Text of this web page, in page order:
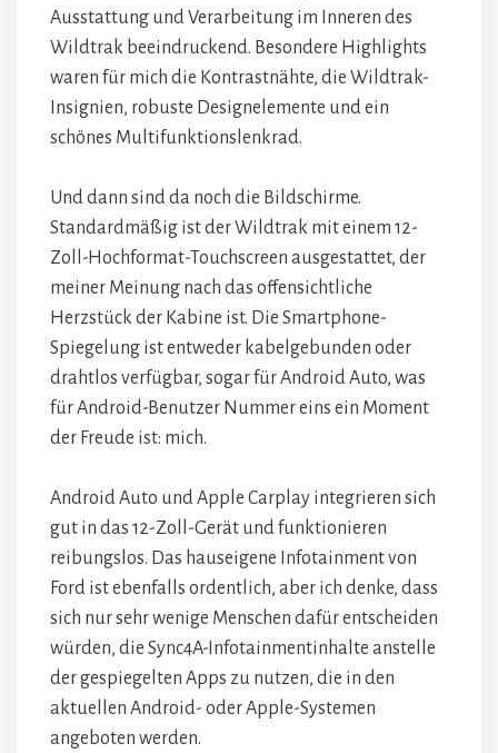
Ausstattung und Verarbeitung im Inneren des
Wildtrak beeindruckend. Besondere Highlights
waren für mich die Kontrastnähte, die Wildtrak-
Insignien, robuste Designelemente und ein
schönes Multifunktionslenkrad.
Und dann sind da noch die Bildschirme.
Standardmäßig ist der Wildtrak mit einem 12-
Zoll-Hochformat-Touchscreen ausgestattet, der
meiner Meinung nach das offensichtliche
Herzstück der Kabine ist. Die Smartphone-
Spiegelung ist entweder kabelgebunden oder
drahtlos verfügbar, sogar für Android Auto, was
für Android-Benutzer Nummer eins ein Moment
der Freude ist: mich.
Android Auto und Apple Carplay integrieren sich
gut in das 12-Zoll-Gerät und funktionieren
reibungslos. Das hauseigene Infotainment von
Ford ist ebenfalls ordentlich, aber ich denke, dass
sich nur sehr wenige Menschen dafür entscheiden
würden, die Sync4A-Infotainmentinhalte anstelle
der gespiegelten Apps zu nutzen, die in den
aktuellen Android- oder Apple-Systemen
angeboten werden.